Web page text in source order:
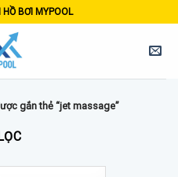
BƠI MYPOOL
gắn thẻ “jet massage”